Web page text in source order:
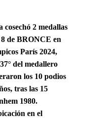
2 medallas
de BRONCE en
París 2024,
del medallero
los 10 podios
tras las 15
1980.
en el